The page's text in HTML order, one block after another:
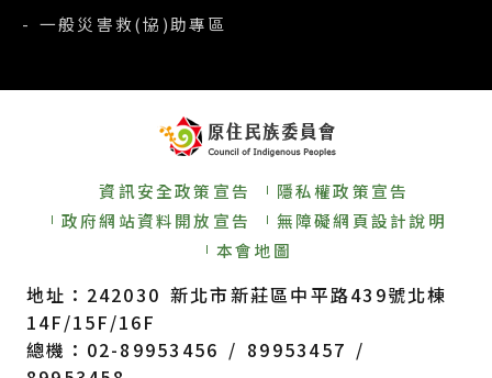
- 一般災害救(協)助專區
資訊安全政策宣告
隱私權政策宣告
政府網站資料開放宣告
無障礙網頁設計說明
本會地圖
地址：242030 新北市新莊區中平路439號北棟
14F/15F/16F
總機：02-89953456 / 89953457 /